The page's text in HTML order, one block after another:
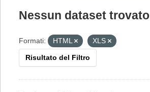
Nessun dataset trovato
Formati: HTML XLS
Risultato del Filtro